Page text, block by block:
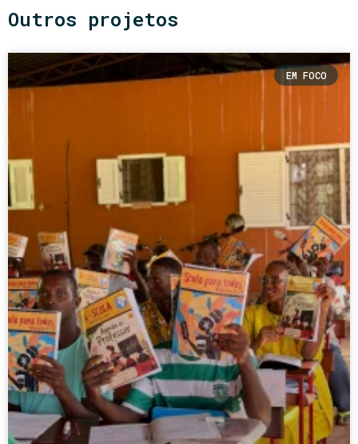
Outros projetos
EM FOCO